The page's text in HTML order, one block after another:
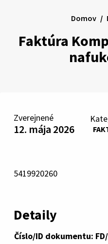
Faktúra
Domov
Zverejnené
12. mája 2026
5419920260
Detaily
Číslo/ID dokumentu: